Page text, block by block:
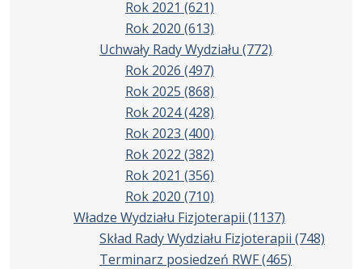
Rok 2021 (621)
Rok 2020 (613)
Uchwały Rady Wydziału (772)
Rok 2026 (497)
Rok 2025 (868)
Rok 2024(428)
Rok 2023 (400)
Rok 2022 (382)
Rok 2021 (356)
Rok 2020 (710)
Władze Wydziału Fizjoterapii (1137)
Skład Rady Wydziału Fizjoterapii (748)
Terminarz posiedzeń RWF(465)